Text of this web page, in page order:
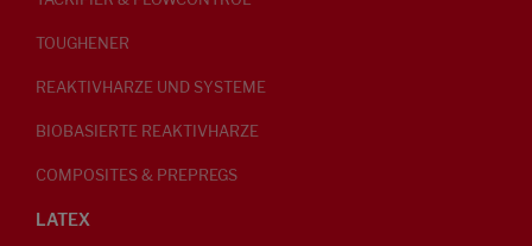
TOUGHENER
REAKTIVHARZE UND SYSTEME
BIOBASIERTE REAKTIVHARZE
COMPOSITES & PREPREGS
LATEX